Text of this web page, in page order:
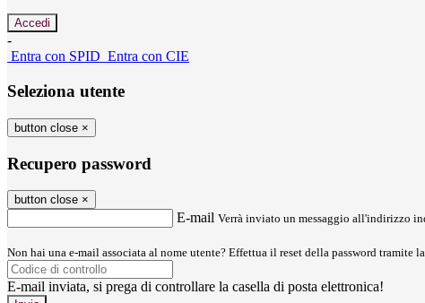
-
Entra con SPID Entra con CIE
Seleziona utente
button close ×
Recupero password
button close ×
E-mail Verrà inviato un messaggio all'indirizzo
Non hai una e-mail associata al nome utente? Effettua il reset della password tramite la
E-mail inviata, si prega di controllare la casella di posta elettronica!